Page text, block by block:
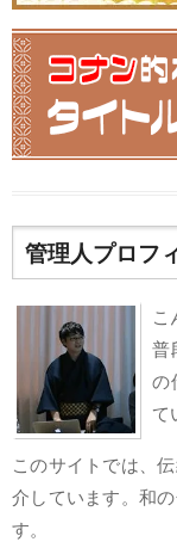
管理人プロフ
こ
普
の
て
このサイトでは、
介しています。和
す。